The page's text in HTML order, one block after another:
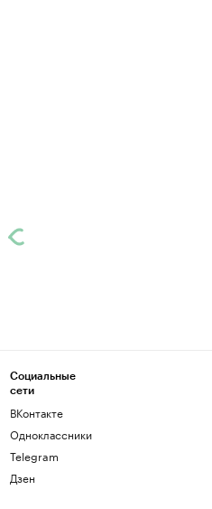
Социальные
сети
ВКонтакте
Одноклассники
Telegram
Дзен